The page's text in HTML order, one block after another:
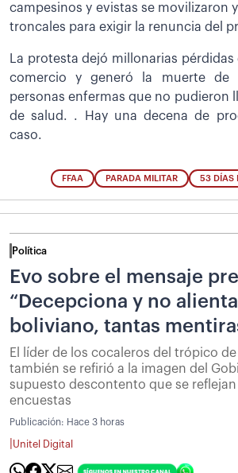
campesinos y evistas se movilizaron
troncales para exigir la renuncia del
La protesta dejó millonarias pérdidas
comercio y generó la muerte de
personas enfermas que no pudieron
de salud. . Hay una decena de
caso.
FFAA PARADA MILITAR 53 DÍAS
Política
Evo sobre el mensaje
“Decepciona y no
boliviano, tantas
El líder de los cocaleros del trópico
también se refirió a la imagen del
supuesto descontento que se
encuestas
Publicación: Hace 3 horas
Unitel Digital